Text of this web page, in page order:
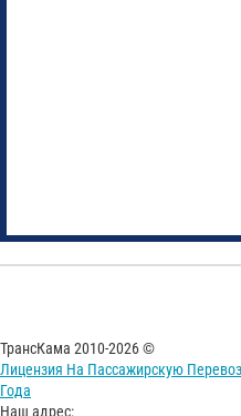
ТрансКама 2010-2026 ©
Лицензия На Пассажирскую
Года
Наш адрес: